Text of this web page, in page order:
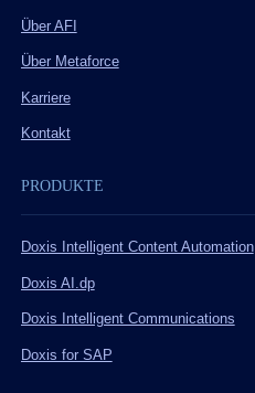
Über AFI
Über Metaforce
Karriere
Kontakt
PRODUKTE
Doxis Intelligent Content Automation
Doxis AI.dp
Doxis Intelligent Communications
Doxis for SAP